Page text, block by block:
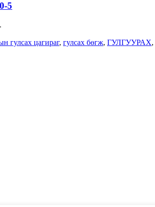
5
гулсах цагираг, гулсах бөгж, ГУЛГУУРАХ,